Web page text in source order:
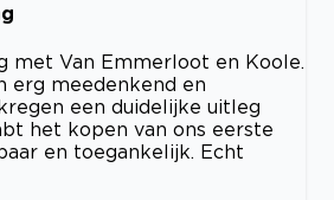
met Van Emmerloot en Koole.
erg meedenkend en
een duidelijke uitleg
het kopen van ons eerste
en toegankelijk. Echt